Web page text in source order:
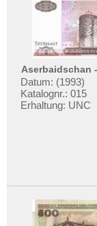
Aserbaidschan
Datum: (1993)
Katalognr.: 015
Erhaltung: UNC